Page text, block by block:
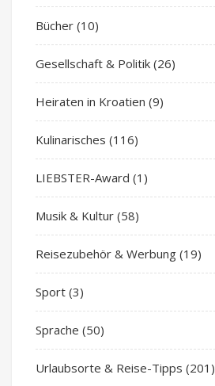
Bücher (10)
Gesellschaft & Politik (26)
Heiraten in Kroatien (9)
Kulinarisches (116)
LIEBSTER-Award (1)
Musik & Kultur (58)
Reisezubehör & Werbung (19)
Sport (3)
Sprache (50)
Urlaubsorte & Reise-Tipps (201)